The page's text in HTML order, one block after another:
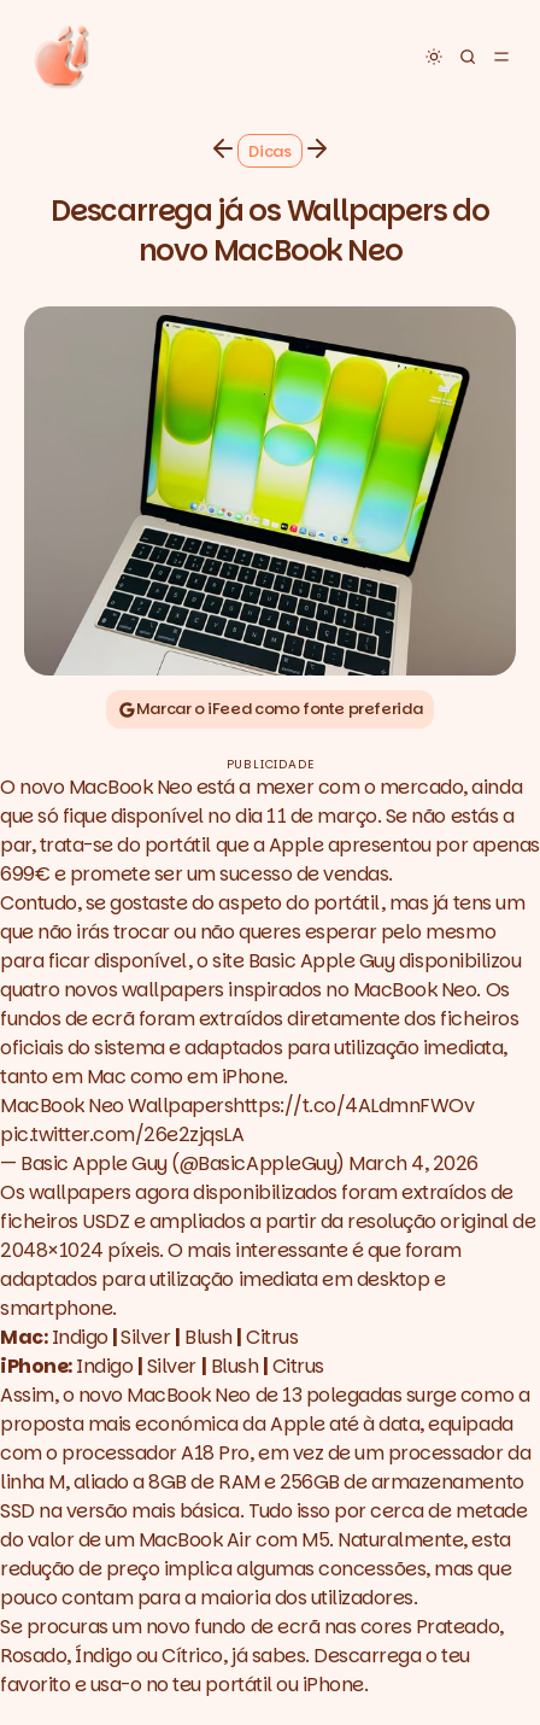
Toggle
Dicas
Descarrega já os Wallpapers do
novo MacBook Neo
Marcar o iFeed como fonte preferida
PUBLICIDADE
O novoMacBook Neoestá a mexer com o mercado, ainda
que só fique disponível no dia 11 de março. Se não estás a
par, trata-se do portátil que a Apple apresentou por apenas
699€ e promete ser um sucesso de vendas.
Contudo, se gostaste do aspeto do portátil, mas já tens um
que não irás trocar ou não queres esperar pelo mesmo
para ficar disponível, o siteBasic Apple Guydisponibilizou
quatro novoswallpapersinspirados no MacBook Neo. Os
fundos de ecrã foram extraídos diretamente dos ficheiros
oficiais do sistema e adaptados para utilização imediata,
tanto em Mac como em iPhone.
MacBook Neo Wallpapershttps://t.co/4ALdmnFWOv
pic.twitter.com/26e2zjqsLA
— Basic Apple Guy (@BasicAppleGuy) March 4, 2026
Oswallpapersagora disponibilizados foram extraídos de
ficheiros USDZ e ampliados a partir da resolução original de
2048×1024 píxeis. O mais interessante é que foram
adaptados para utilização imediata emdesktope
smartphone.
Mac: Indigo|Silver| Blush|Citrus
iPhone:Indigo |Silver | Blush |Citrus
Assim, o novo MacBook Neo de 13 polegadas surge como a
proposta mais económica da Apple até à data, equipada
com o processador A18 Pro, em vez de um processador da
linha M, aliado a 8GB de RAM e 256GB de armazenamento
SSD na versão mais básica. Tudo isso por cerca de metade
do valor de um MacBook Air com M5. Naturalmente, esta
redução de preço implica algumas concessões, mas que
pouco contam para a maioria dos utilizadores.
Se procuras um novo fundo de ecrã nas cores Prateado,
Rosado, Índigo ou Cítrico, já sabes. Descarrega o teu
favorito e usa-o no teu portátil ou iPhone.